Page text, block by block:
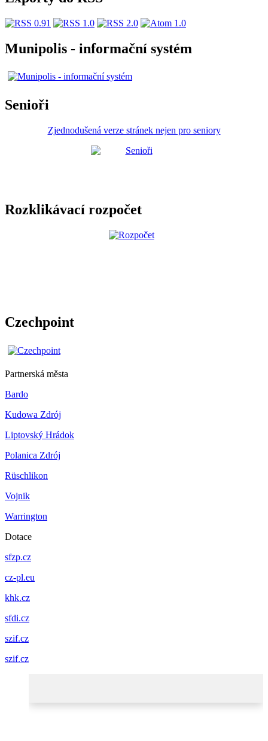
Munipolis - informační systém
Senioři
Zjednodušená verze stránek nejen pro seniory
Rozklikávací rozpočet
Czechpoint
Partnerská města
Bardo
Kudowa Zdrój
Liptovský Hrádok
Polanica Zdrój
Rüschlikon
Vojnik
Warrington
Dotace
sfzp.cz
cz-pl.eu
khk.cz
sfdi.cz
szif.cz
szif.cz